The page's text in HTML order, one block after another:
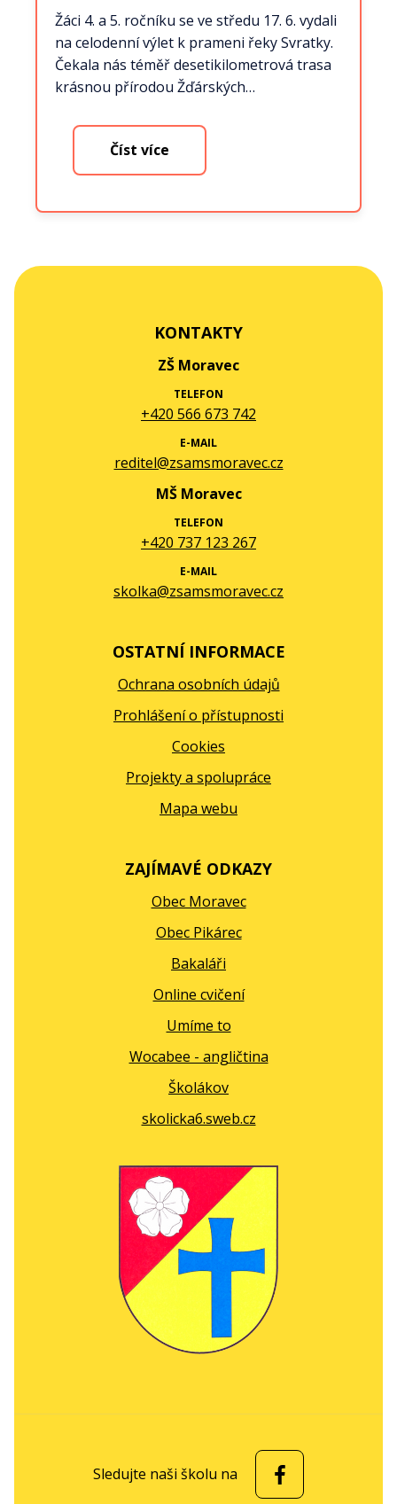
Žáci 4. a 5. ročníku se ve středu 17. 6. vydali
na celodenní výlet k prameni řeky Svratky.
Čekala nás téměř desetikilometrová trasa
krásnou přírodou Žďárských…
Číst více
KONTAKTY
ZŠ Moravec
TELEFON
+420 566 673 742
E-MAIL
reditel@zsamsmoravec.cz
MŠ Moravec
TELEFON
+420 737 123 267
E-MAIL
skolka@zsamsmoravec.cz
OSTATNÍ INFORMACE
Ochrana osobních údajů
Prohlášení o přístupnosti
Cookies
Projekty a spolupráce
Mapa webu
ZAJÍMAVÉ ODKAZY
Obec Moravec
Obec Pikárec
Bakaláři
Online cvičení
Umíme to
Wocabee - angličtina
Školákov
skolicka6.sweb.cz
Sledujte naši školu na